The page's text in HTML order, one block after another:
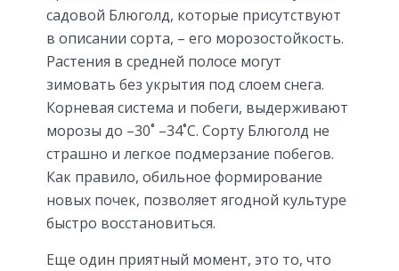
садовой Блюголд, которые присутствуют
в описании сорта, – его морозостойкость.
Растения в средней полосе могут
зимовать без укрытия под слоем снега.
Корневая система и побеги, выдерживают
морозы до –30˚ –34˚C. Сорту Блюголд не
страшно и легкое подмерзание побегов.
Как правило, обильное формирование
новых почек, позволяет ягодной культуре
быстро восстановиться.
Еще один приятный момент, это то, что